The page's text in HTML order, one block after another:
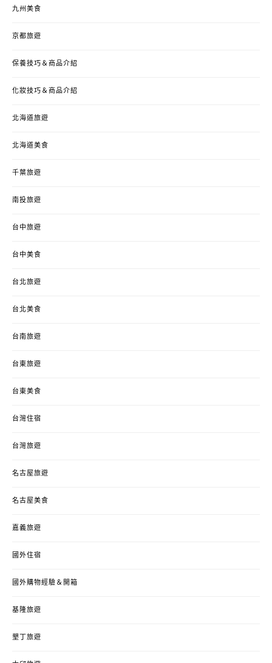
九州美食
京都旅遊
保養技巧＆商品介紹
化妝技巧＆商品介紹
北海道旅遊
北海道美食
千葉旅遊
南投旅遊
台中旅遊
台中美食
台北旅遊
台北美食
台南旅遊
台東旅遊
台東美食
台灣住宿
台灣旅遊
名古屋旅遊
名古屋美食
嘉義旅遊
國外住宿
國外購物經驗＆開箱
基隆旅遊
墾丁旅遊